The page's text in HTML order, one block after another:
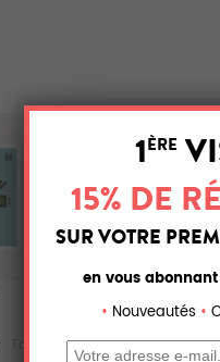
Tous (4)